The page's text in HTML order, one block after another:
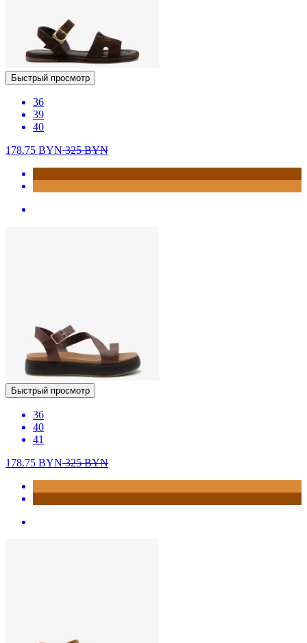
Быстрый просмотр
36
39
40
178.75 BYN325BYN
Быстрый просмотр
36
40
41
178.75 BYN325BYN